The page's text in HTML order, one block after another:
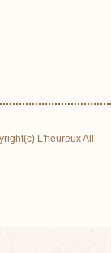
L'heureux All